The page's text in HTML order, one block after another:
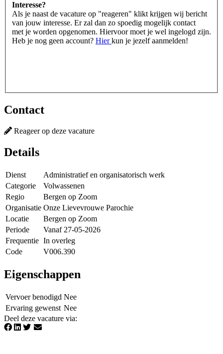
Interesse?
Als je naast de vacature op "reageren" klikt krijgen wij bericht
van jouw interesse. Er zal dan zo spoedig mogelijk contact
met je worden opgenomen. Hiervoor moet je wel ingelogd zijn.
Heb je nog geen account? Hierkun je jezelf aanmelden!
Contact
Reageer op deze vacature
Details
Dienst
Administratief en organisatorisch werk
Categorie
Volwassenen
Regio
Bergen op Zoom
Organisatie Onze Lievevrouwe Parochie
Locatie
Bergen op Zoom
Periode
Vanaf 27-05-2026
Frequentie In overleg
Code
V006.390
Eigenschappen
Vervoer benodigd Nee
Ervaring gewenst Nee
Deel deze vacature via: